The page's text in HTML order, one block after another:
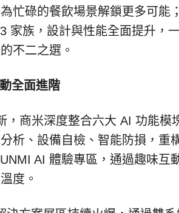
忙碌的餐飲場景解鎖更多可能
家族，設計與性能全面提升，
不二之選。
全面進階
，商米深度整合六大 AI 功能模
析、設備自檢、智能防損，重
AI 體驗專區，通過趣味互
度。